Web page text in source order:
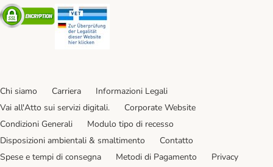
Security
Chi siamo Carriera
Informazioni Legali
Vai all'Atto sui servizi digitali.
Corporate Website
Condizioni Generali
Modulo tipo di recesso
Disposizioni ambientali & smaltimento
Contatto
Spese e tempi di consegna
Metodi di Pagamento
Privacy